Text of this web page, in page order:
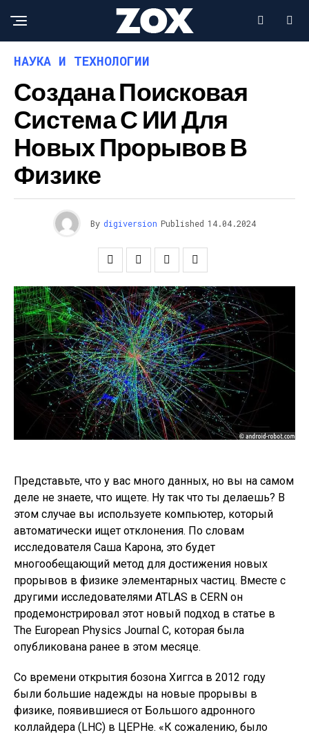
НАУКА И ТЕХНОЛОГИИ
Создана Поисковая
Система С ИИ Для
Новых Прорывов В
Физике
By digiversion Published 14.04.2024
Представьте, что у вас много данных, но вы на самом
деле не знаете, что ищете. Ну так что ты делаешь? В
этом случае вы используете компьютер, который
автоматически ищет отклонения. По словам
исследователя Саша Карона, это будет
многообещающий метод для достижения новых
прорывов в физике элементарных частиц. Вместе с
другими исследователями ATLAS в CERN он
продемонстрировал этот новый подход в статье в
The European Physics Journal C, которая была
опубликована ранее в этом месяце.
Со времени открытия бозона Хиггса в 2012 году
были большие надежды на новые прорывы в
физике, появившиеся от Большого адронного
коллайдера (LHC) в ЦЕРНе. «К сожалению, было